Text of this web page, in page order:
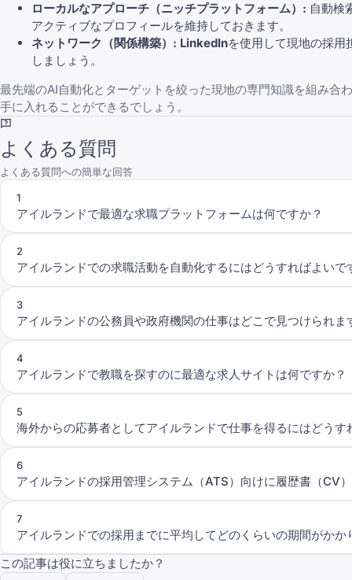
ローカルなアプローチ（ニッチプラットフォーム）: 自動検
アクティブなプロフィールを維持しておきます。
ネットワーク（関係構築）: LinkedInを使用して現地の採
しましょう。
最先端のAI自動化とターゲットを絞った現地の専門知識を組み
手に入れることができるでしょう。
よくある質問
よくある質問への簡単な回答
1
アイルランドで最適な求職プラットフォームは何ですか？
2
アイルランドでの求職活動を自動化するにはどうすればよいで
3
アイルランドの公務員や政府機関の仕事はどこで見つけられま
4
アイルランドで教職を探すのに最適な求人サイトは何ですか？
5
海外からの応募者としてアイルランドで仕事を得るにはどうす
6
アイルランドの採用管理システム（ATS）向けに履歴書（CV
7
アイルランドでの採用までに平均してどのくらいの期間がかか
この記事は役に立ちましたか？